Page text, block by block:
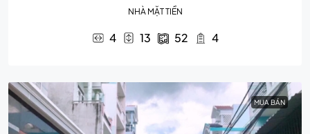
NHÀ MẶT TIỀN
4 13 52 4
MUA BÁN